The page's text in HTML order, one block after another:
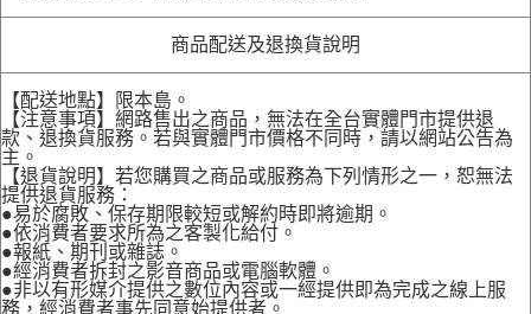
商品配送及退換貨說明
【配送地點】限本島。
【注意事項】網路售出之商品，無法在全台實體門市提供退
款、退換貨服務。若與實體門市價格不同時，請以網站公告為
主。
【退貨說明】若您購買之商品或服務為下列情形之一，恕無法
提供退貨服務：
●易於腐敗、保存期限較短或解約時即將逾期。
●依消費者要求所為之客製化給付。
●報紙、期刊或雜誌。
●經消費者拆封之影音商品或電腦軟體。
●非以有形媒介提供之數位內容或一經提供即為完成之線上服
務，經消費者事先同意始提供者。